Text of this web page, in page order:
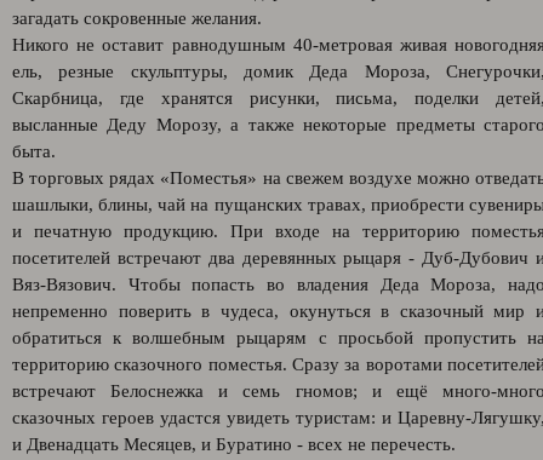
загадать сокровенные желания.
Никого не оставит равнодушным 40-метровая живая
ель, резные скульптуры, домик Деда Мороза,
Скарбница, где хранятся рисунки, письма, поделки
высланные Деду Морозу, а также некоторые предметы
быта.
В торговых рядах «Поместья» на свежем воздухе можно
шашлыки, блины, чай на пущанских травах, приобрести
и печатную продукцию. При входе на территорию
посетителей встречают два деревянных рыцаря - Дуб-Дубович
Вяз-Вязович. Чтобы попасть во владения Деда Мороза,
непременно поверить в чудеса, окунуться в сказочный мир
обратиться к волшебным рыцарям с просьбой пропустить
территорию сказочного поместья. Сразу за воротами
встречают Белоснежка и семь гномов; и ещё много-
сказочных героев удастся увидеть туристам: и Царевну-
и Двенадцать Месяцев, и Буратино - всех не перечесть.